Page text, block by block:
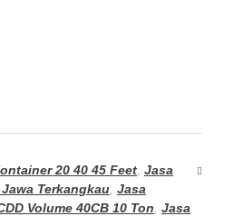
20 40 45 Feet Jasa
Terkangkau Jasa
Volume 40CB 10 Ton Jasa